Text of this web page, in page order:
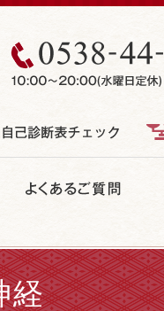
経